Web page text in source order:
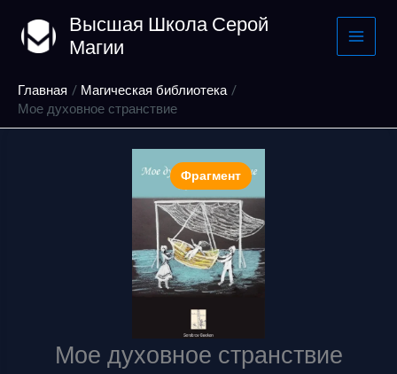
содержимому
Высшая Школа Серой
Магии
Главная
Магическая библиотека
Мое духовное странствие
Фрагмент
Мое духовное странствие